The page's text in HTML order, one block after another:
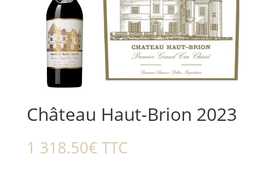
Château Haut-Brion 2023
1 318.50€ TTC